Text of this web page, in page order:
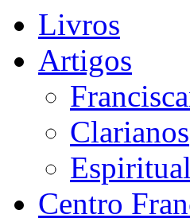
Livros
Artigos
Clarianos
Centro